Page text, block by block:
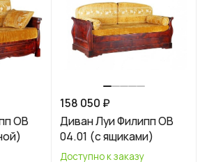
ОВ
158 050 ₽
Диван Луи Филипп ОВ
04.01 (с ящиками)
Доступно к заказу